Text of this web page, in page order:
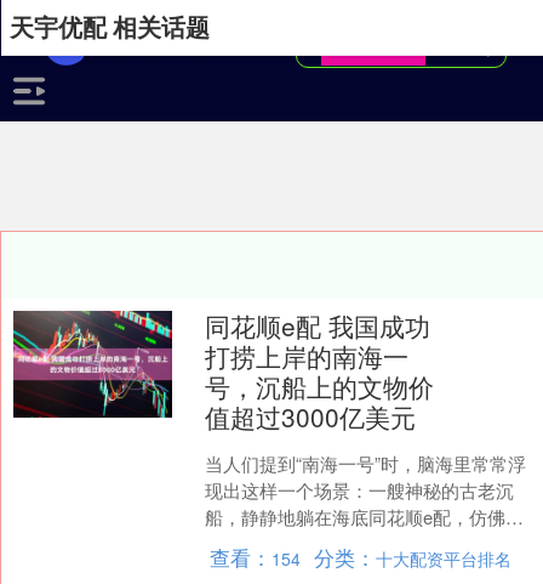
天宇优配 相关话题
同花顺e配 我国成功
打捞上岸的南海一
号，沉船上的文物价
值超过3000亿美元
当人们提到“南海一号”时，脑海里常常浮
现出这样一个场景：一艘神秘的古老沉
船，静静地躺在海底同花顺e配，仿佛沉
睡了几百年。今天，让我们一起穿越时
空，揭开这艘沉没古....
查看： 154 分类：十大配资平台排名